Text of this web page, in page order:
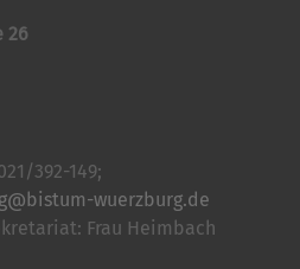
26
392-149;
wuerzburg.de
Frau Heimbach